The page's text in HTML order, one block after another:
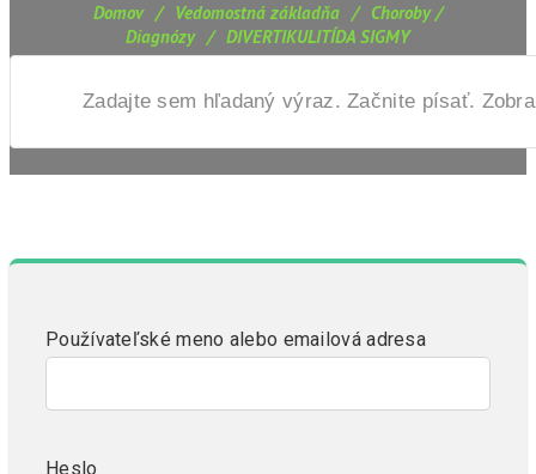
Domov / Vedomostná základňa / Choroby /
Diagnózy / DIVERTIKULITÍDA SIGMY
Používateľské meno alebo emailová adresa
Heslo